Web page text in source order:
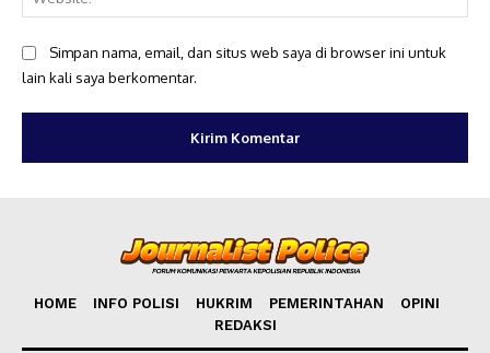
Simpan nama, email, dan situs web saya di browser ini untuk
lain kali saya berkomentar.
HOME INFO POLISI HUKRIM PEMERINTAHAN
OPINI
REDAKSI